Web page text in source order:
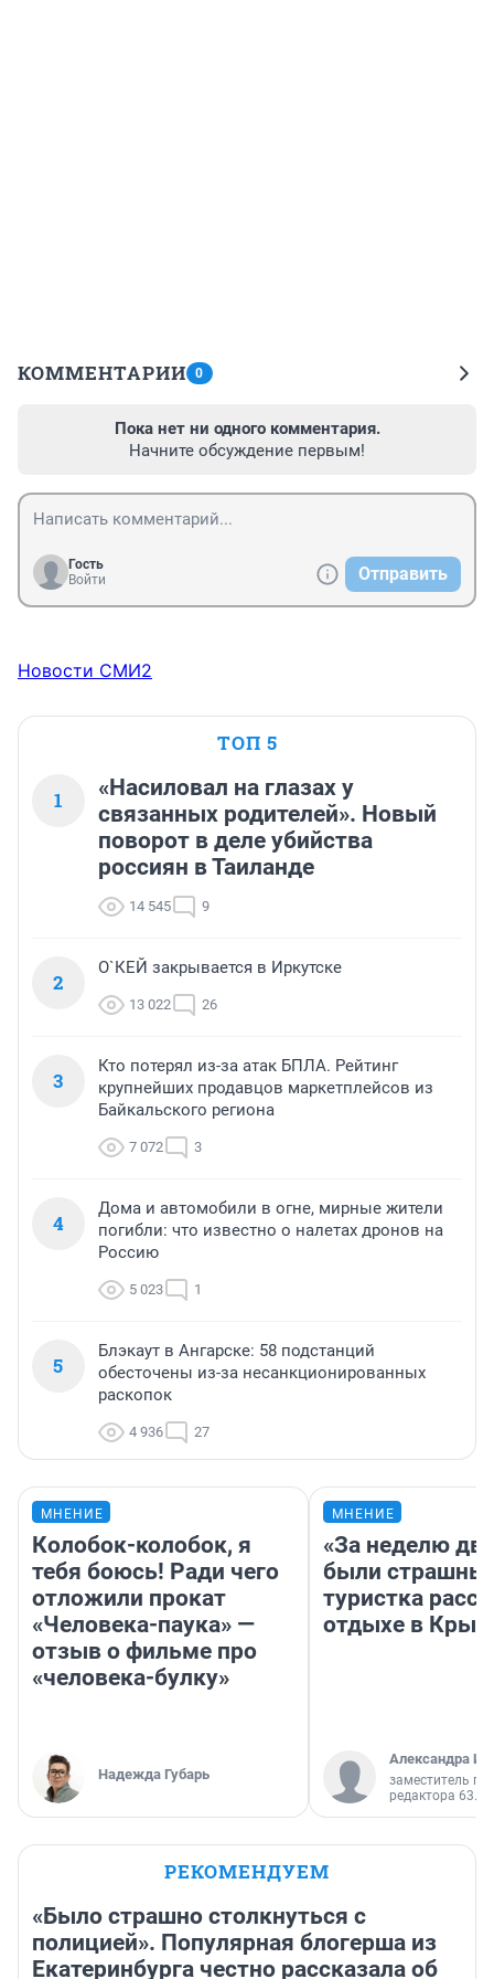
КОММЕНТАРИИ 0
Пока нет ни одного комментария.
Начните обсуждение первым!
Гость
Войти
Отправить
Новости СМИ2
ТОП 5
1
«Насиловал на глазах у
связанных родителей». Новый
поворот в деле убийства
россиян в Таиланде
14 545 9
2
О`КЕЙ закрывается в Иркутске
13 022 26
3
Кто потерял из-за атак БПЛА. Рейтинг
крупнейших продавцов маркетплейсов из
Байкальского региона
7 072 3
4
Дома и автомобили в огне, мирные жители
погибли: что известно о налетах дронов на
Россию
5 023 1
5
Блэкаут в Ангарске: 58 подстанций
обесточены из-за несанкционированных
раскопок
4 936 27
МНЕНИЕ
Колобок-колобок, я
тебя боюсь! Ради чего
отложили прокат
«Человека-паука» —
отзыв о фильме про
«человека-булку»
Надежда Губарь
МНЕНИЕ
«За неделю
были
туристка
отдыхе в
Александра
заместитель
редактора 63.RU
РЕКОМЕНДУЕМ
«Было страшно столкнуться с
полицией». Популярная блогерша из
Екатеринбурга честно рассказала об